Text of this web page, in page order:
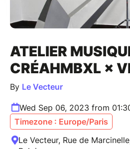
ATELIER
CRÉAHMBXL ×
By Le Vecteur
Wed Sep 06, 2023 from
Timezone : Europe/Paris
Le Vecteur, Rue de